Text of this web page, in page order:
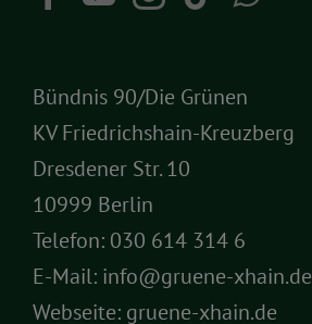
Bündnis 90/Die Grünen
KV Friedrichshain-Kreuzberg
Dresdener Str. 10
10999 Berlin
Telefon: 030 614 314 6
E-Mail: info@gruene-xhain.de
Webseite: gruene-xhain.de